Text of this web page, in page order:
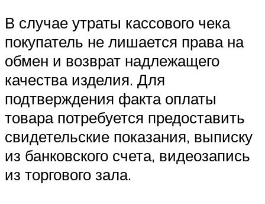
В случае утраты кассового чека
покупатель не лишается права на
обмен и возврат надлежащего
качества изделия. Для
подтверждения факта оплаты
товара потребуется предоставить
свидетельские показания, выписку
из банковского счета, видеозапись
из торгового зала.